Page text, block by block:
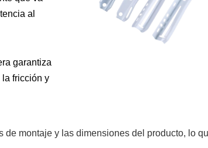
al
garantiza
fricción y
montaje y las dimensiones del producto, lo